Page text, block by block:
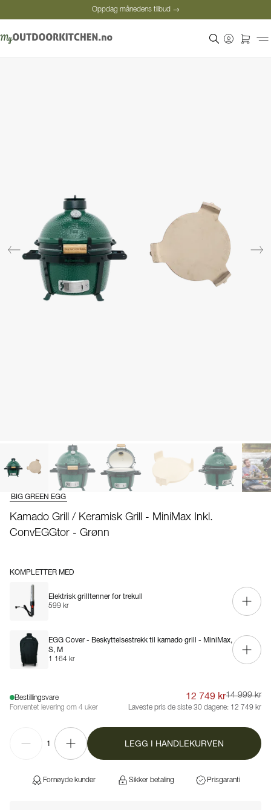
Oppdag månedens tilbud →
BIG GREEN EGG
Kamado Grill / Keramisk Grill - MiniMax Inkl.
ConvEGGtor - Grønn
KOMPLETTER MED
Elektrisk grilltenner for trekull
599 kr
EGG Cover - Beskyttelsestrekk til kamado grill - MiniMax,
S, M
1 164 kr
Bestillingsvare
Forventet levering om 4 uker
12 749 kr14 999 kr
Laveste pris de siste 30 dagene: 12 749 kr
1 LEGG I HANDLEKURVEN
Fornøyde kunder Sikker betaling Prisgaranti